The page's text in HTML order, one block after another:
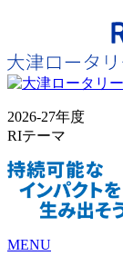
2026-27年度
RIテーマ
MENU